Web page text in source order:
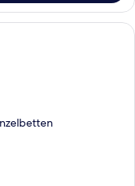
mit zwei Betten,